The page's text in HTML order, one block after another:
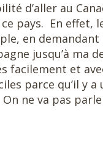
d’aller au
pays. En
en
jusqu’à
facilement et
parce qu’il y
ne va pas